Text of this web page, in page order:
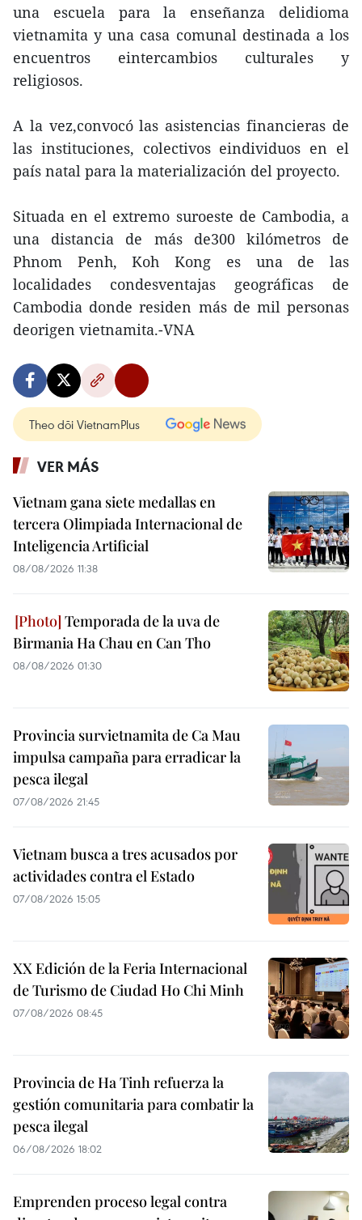
una escuela para la enseñanza delidioma
vietnamita y una casa comunal destinada a los
encuentros eintercambios culturales y
religiosos.
A la vez,convocó las asistencias financieras de
las instituciones, colectivos eindividuos en el
país natal para la materialización del proyecto.
Situada en el extremo suroeste de Cambodia, a
una distancia de más de300 kilómetros de
Phnom Penh, Koh Kong es una de las
localidades condesventajas geográficas de
Cambodia donde residen más de mil personas
deorigen vietnamita.-VNA
Theo dõi VietnamPlus
VER MÁS
Vietnam gana siete medallas en
tercera Olimpiada Internacional de
Inteligencia Artificial
08/08/2026 11:38
Temporada de la uva de
Birmania Ha Chau en Can Tho
08/08/2026 01:30
Provincia survietnamita de Ca Mau
impulsa campaña para erradicar la
pesca ilegal
07/08/2026 21:45
Vietnam busca a tres acusados por
actividades contra el Estado
07/08/2026 15:05
XX Edición de la Feria Internacional
de Turismo de Ciudad Ho Chi Minh
07/08/2026 08:45
Provincia de Ha Tinh refuerza la
gestión comunitaria para combatir la
pesca ilegal
06/08/2026 18:02
Emprenden proceso legal contra